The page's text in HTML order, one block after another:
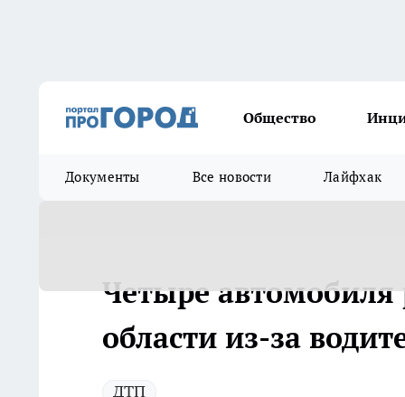
Общество
Документы Все новости Лайфхак
Четыре автомобиля
области из-за
ДТП